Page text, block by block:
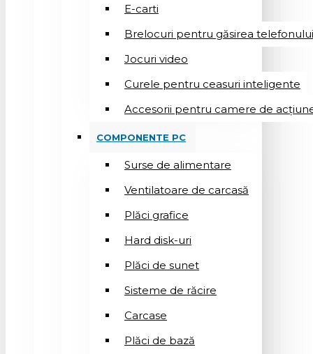
E-carti
Brelocuri pentru găsirea telefonului
Jocuri video
Curele pentru ceasuri inteligente
Accesorii pentru camere de
COMPONENTE PC
Surse de alimentare
Ventilatoare de carcasă
Plăci grafice
Hard disk-uri
Plăci de sunet
Sisteme de răcire
Carcase
Plăci de bază